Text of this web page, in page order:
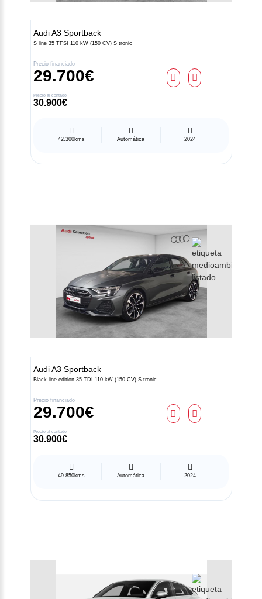
AudiA3 Sportback
S line 35 TFSI 110 kW (150 CV) S tronic
Precio financiado
29.700€
Precio al contado
30.900€
42.300kms Automática 2024
AudiA3 Sportback
Black line edition 35 TDI 110 kW (150 CV) S tronic
Precio financiado
29.700€
Precio al contado
30.900€
49.850kms Automática 2024